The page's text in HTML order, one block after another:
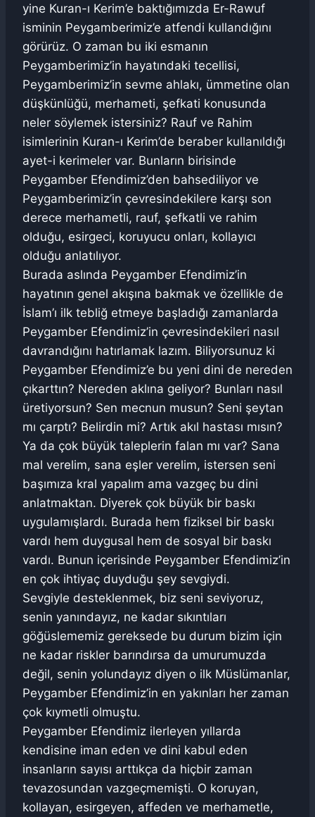
yine Kuran-ı Kerim’e baktığımızda Er-Rawuf
isminin Peygamberimiz’e atfendi kullandığını
görürüz. O zaman bu iki esmanın
Peygamberimiz’in hayatındaki tecellisi,
Peygamberimiz’in sevme ahlakı, ümmetine olan
düşkünlüğü, merhameti, şefkati konusunda
neler söylemek istersiniz? Rauf ve Rahim
isimlerinin Kuran-ı Kerim’de beraber kullanıldığı
ayet-i kerimeler var. Bunların birisinde
Peygamber Efendimiz’den bahsediliyor ve
Peygamberimiz’in çevresindekilere karşı son
derece merhametli, rauf, şefkatli ve rahim
olduğu, esirgeci, koruyucu onları, kollayıcı
olduğu anlatılıyor.
Burada aslında Peygamber Efendimiz’in
hayatının genel akışına bakmak ve özellikle de
İslam’ı ilk tebliğ etmeye başladığı zamanlarda
Peygamber Efendimiz’in çevresindekileri nasıl
davrandığını hatırlamak lazım. Biliyorsunuz ki
Peygamber Efendimiz’e bu yeni dini de nereden
çıkarttın? Nereden aklına geliyor? Bunları nasıl
üretiyorsun? Sen mecnun musun? Seni şeytan
mı çarptı? Belirdin mi? Artık akıl hastası mısın?
Ya da çok büyük taleplerin falan mı var? Sana
mal verelim, sana eşler verelim, istersen seni
başımıza kral yapalım ama vazgeç bu dini
anlatmaktan. Diyerek çok büyük bir baskı
uygulamışlardı. Burada hem fiziksel bir baskı
vardı hem duygusal hem de sosyal bir baskı
vardı. Bunun içerisinde Peygamber Efendimiz’in
en çok ihtiyaç duyduğu şey sevgiydi.
Sevgiyle desteklenmek, biz seni seviyoruz,
senin yanındayız, ne kadar sıkıntıları
göğüslememiz gereksede bu durum bizim için
ne kadar riskler barındırsa da umurumuzda
değil, senin yolundayız diyen o ilk Müslümanlar,
Peygamber Efendimiz’in en yakınları her zaman
çok kıymetli olmuştu.
Peygamber Efendimiz ilerleyen yıllarda
kendisine iman eden ve dini kabul eden
insanların sayısı arttıkça da hiçbir zaman
tevazosundan vazgeçmemişti. O koruyan,
kollayan, esirgeyen, affeden ve merhametle,